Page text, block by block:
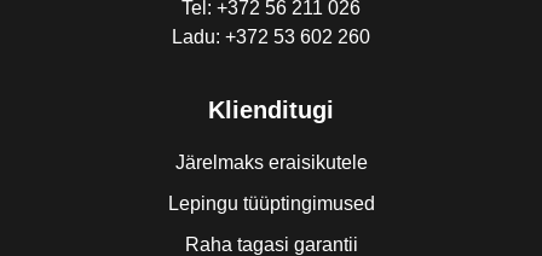
Tel: +372 56 211 026
Ladu: +372 53 602 260
Klienditugi
Järelmaks eraisikutele
Lepingu tüüptingimused
Raha tagasi garantii